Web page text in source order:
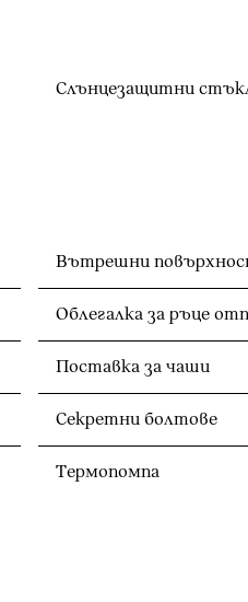
Слънцезащитни
Вътрешни
Облегалка за ръце
Поставка за чаши
Секретни болтове
Термопомпа